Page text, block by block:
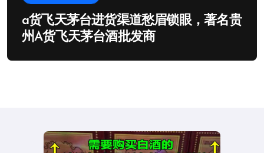
a货飞天茅台进货渠道愁眉锁眼，著名贵
州A货飞天茅台酒批发商